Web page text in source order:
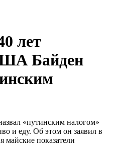
лет
Байден
«путинским налогом»
и еду. Об этом он заявил в
майские показатели